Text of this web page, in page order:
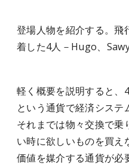
登場人物を紹介する。飛
着した4人－Hugo、
軽く概要を説明すると
という通貨で経済システ
それまでは物々交換で乗
い時に欲しいものを買え
価値を媒介する通貨が必